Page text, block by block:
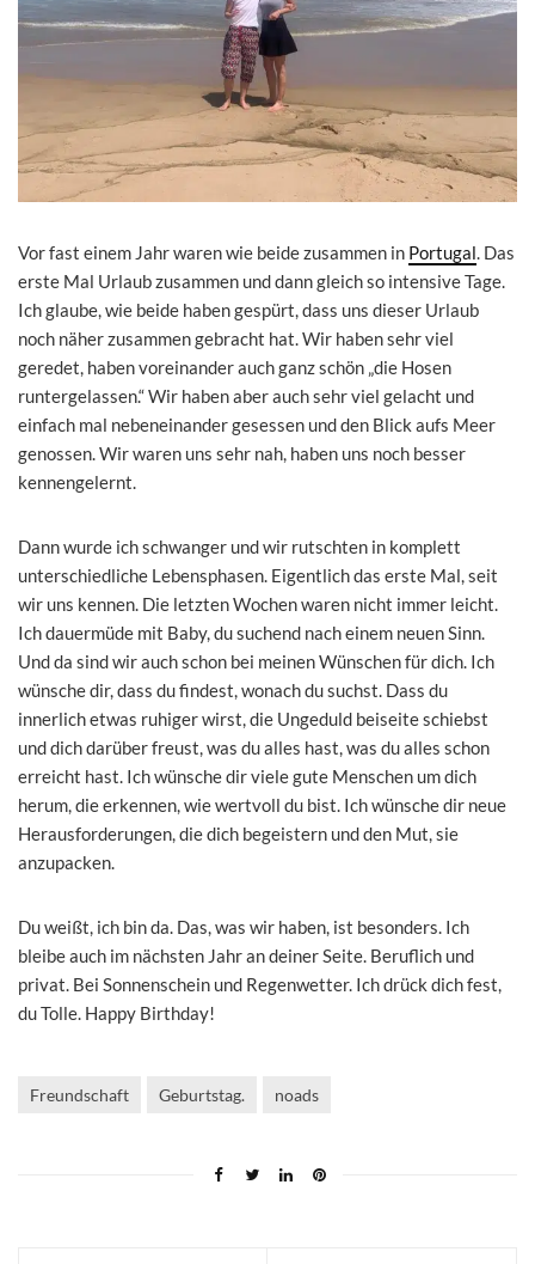
Vor fast einem Jahr waren wie beide zusammen in Portugal. Das
erste Mal Urlaub zusammen und dann gleich so intensive Tage.
Ich glaube, wie beide haben gespürt, dass uns dieser Urlaub
noch näher zusammen gebracht hat. Wir haben sehr viel
geredet, haben voreinander auch ganz schön „die Hosen
runtergelassen.“ Wir haben aber auch sehr viel gelacht und
einfach mal nebeneinander gesessen und den Blick aufs Meer
genossen. Wir waren uns sehr nah, haben uns noch besser
kennengelernt.
Dann wurde ich schwanger und wir rutschten in komplett
unterschiedliche Lebensphasen. Eigentlich das erste Mal, seit
wir uns kennen. Die letzten Wochen waren nicht immer leicht.
Ich dauermüde mit Baby, du suchend nach einem neuen Sinn.
Und da sind wir auch schon bei meinen Wünschen für dich. Ich
wünsche dir, dass du findest, wonach du suchst. Dass du
innerlich etwas ruhiger wirst, die Ungeduld beiseite schiebst
und dich darüber freust, was du alles hast, was du alles schon
erreicht hast. Ich wünsche dir viele gute Menschen um dich
herum, die erkennen, wie wertvoll du bist. Ich wünsche dir neue
Herausforderungen, die dich begeistern und den Mut, sie
anzupacken.
Du weißt, ich bin da. Das, was wir haben, ist besonders. Ich
bleibe auch im nächsten Jahr an deiner Seite. Beruflich und
privat. Bei Sonnenschein und Regenwetter. Ich drück dich fest,
du Tolle. Happy Birthday!
Freundschaft Geburtstag. noads